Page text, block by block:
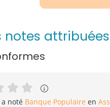
notes
a noté Banque Populaire en